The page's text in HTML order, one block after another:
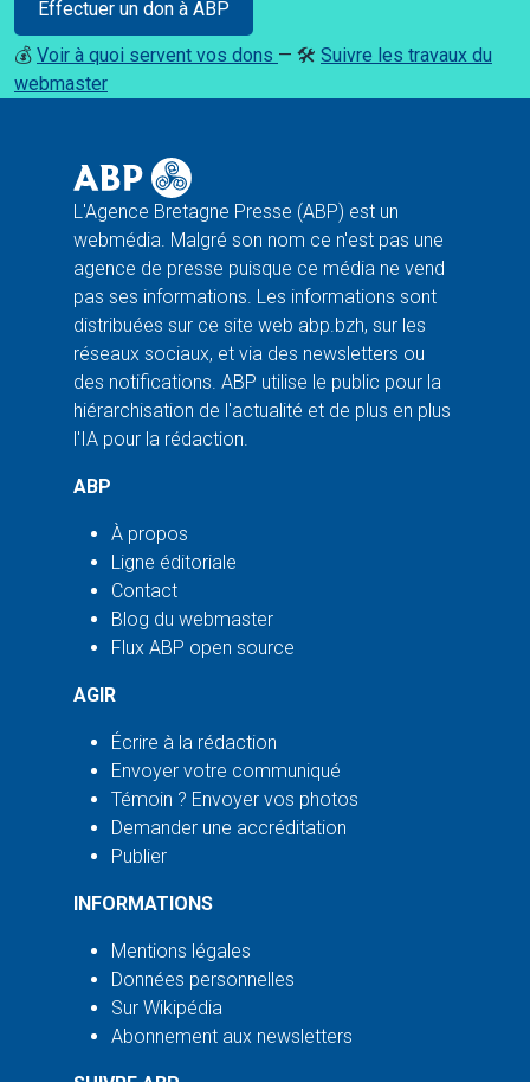
Effectuer un don à ABP
💰 Voir à quoi servent vos dons — 🛠️ Suivre les travaux du
webmaster
L'Agence Bretagne Presse (ABP) est un
webmédia. Malgré son nom ce n'est pas une
agence de presse puisque ce média ne vend
pas ses informations. Les informations sont
distribuées sur ce site web abp.bzh, sur les
réseaux sociaux, et via des newsletters ou
des notifications. ABP utilise le public pour la
hiérarchisation de l'actualité et de plus en plus
l'IA pour la rédaction.
ABP
À propos
Ligne éditoriale
Contact
Blog du webmaster
Flux ABP open source
AGIR
Écrire à la rédaction
Envoyer votre communiqué
Témoin ? Envoyer vos photos
Demander une accréditation
Publier
INFORMATIONS
Mentions légales
Données personnelles
Sur Wikipédia
Abonnement aux newsletters